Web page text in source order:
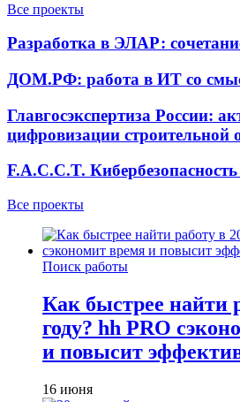
Все проекты
Разработка в ЭЛАР:
ДОМ.РФ: работа в ИТ со
Главгосэкспертиза России:
цифровизации строительной
F.A.C.C.T.
Все проекты
Поиск работы
Как быстрее найти
году? hh PRO
и повысит
16 июня